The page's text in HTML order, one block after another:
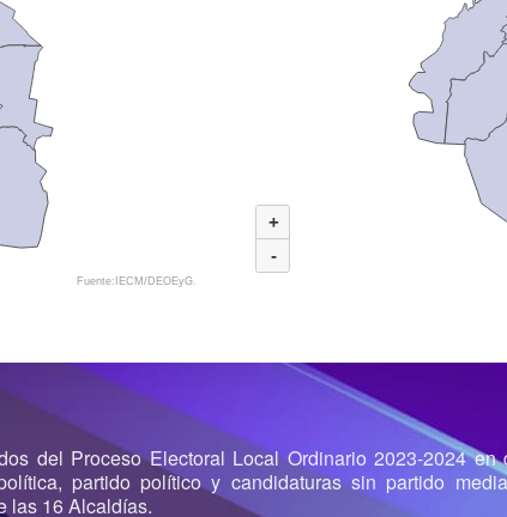
Fuente:IECM/DEOEyG.
+
-
del Proceso Electoral Local Ordinario 2023-2024
partido político y candidaturas sin partido
las 16 Alcaldías.